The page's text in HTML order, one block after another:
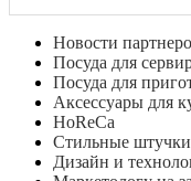
Новости
Посуда для
Посуда для
Аксессуары для
HoReCa
Стильные штучки
Дизайн и